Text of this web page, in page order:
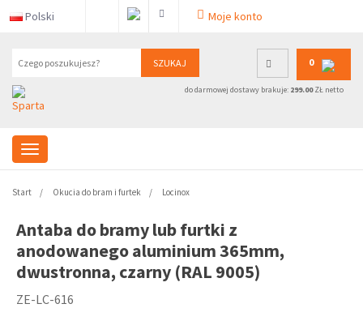
Polski Moje konto
SZUKAJ 0
do darmowej dostawy brakuje: 299.00ZŁ netto
Start Okucia do bram i furtek Locinox
Antaba do bramy lub furtki z
anodowanego aluminium 365mm,
dwustronna, czarny (RAL 9005)
ZE-LC-616